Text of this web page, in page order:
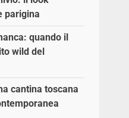
parigina
quando il
wild del
cantina toscana